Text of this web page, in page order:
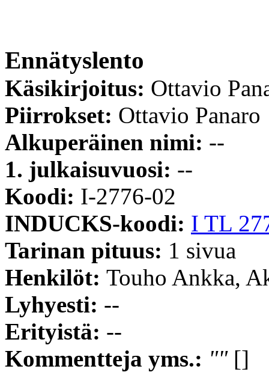
Ennätyslento
Käsikirjoitus: Ottavio
Piirrokset: Ottavio Panaro
Alkuperäinen nimi: --
1. julkaisuvuosi: --
Koodi: I-2776-02
INDUCKS-koodi: I TL
Tarinan pituus: 1 sivua
Henkilöt: Touho Ankka,
Lyhyesti: --
Erityistä: --
Kommentteja yms.: ""[]